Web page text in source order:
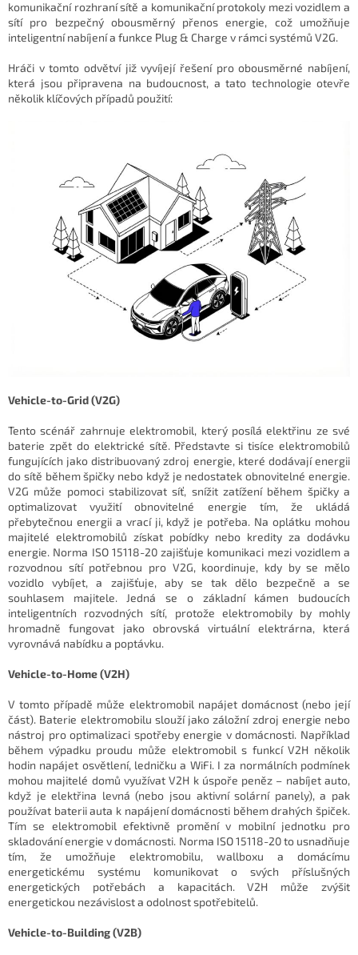
komunikační rozhraní sítě a komunikační protokoly mezi vozidlem a
sítí pro bezpečný obousměrný přenos energie, což umožňuje
inteligentní nabíjení a funkce Plug & Charge v rámci systémů V2G.
Hráči v tomto odvětví již vyvíjejí řešení pro obousměrné nabíjení,
která jsou připravena na budoucnost, a tato technologie otevře
několik klíčových případů použití:
Vehicle-to-Grid (V2G)
Tento scénář zahrnuje elektromobil, který posílá elektřinu ze své
baterie zpět do elektrické sítě. Představte si tisíce elektromobilů
fungujících jako distribuovaný zdroj energie, které dodávají energii
do sítě během špičky nebo když je nedostatek obnovitelné energie.
V2G může pomoci stabilizovat síť, snížit zatížení během špičky a
optimalizovat využití obnovitelné energie tím, že ukládá
přebytečnou energii a vrací ji, když je potřeba. Na oplátku mohou
majitelé elektromobilů získat pobídky nebo kredity za dodávku
energie. Norma ISO 15118-20 zajišťuje komunikaci mezi vozidlem a
rozvodnou sítí potřebnou pro V2G, koordinuje, kdy by se mělo
vozidlo vybíjet, a zajišťuje, aby se tak dělo bezpečně a se
souhlasem majitele. Jedná se o základní kámen budoucích
inteligentních rozvodných sítí, protože elektromobily by mohly
hromadně fungovat jako obrovská virtuální elektrárna, která
vyrovnává nabídku a poptávku.
Vehicle-to-Home (V2H)
V tomto případě může elektromobil napájet domácnost (nebo její
část). Baterie elektromobilu slouží jako záložní zdroj energie nebo
nástroj pro optimalizaci spotřeby energie v domácnosti. Například
během výpadku proudu může elektromobil s funkcí V2H několik
hodin napájet osvětlení, ledničku a WiFi. I za normálních podmínek
mohou majitelé domů využívat V2H k úspoře peněz – nabíjet auto,
když je elektřina levná (nebo jsou aktivní solární panely), a pak
používat baterii auta k napájení domácnosti během drahých špiček.
Tím se elektromobil efektivně promění v mobilní jednotku pro
skladování energie v domácnosti. Norma ISO 15118-20 to usnadňuje
tím, že umožňuje elektromobilu, wallboxu a domácímu
energetickému systému komunikovat o svých příslušných
energetických potřebách a kapacitách. V2H může zvýšit
energetickou nezávislost a odolnost spotřebitelů.
Vehicle-to-Building (V2B)